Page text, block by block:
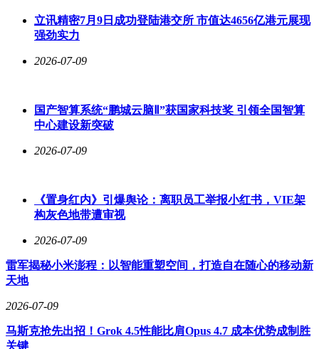
立讯精密7月9日成功登陆港交所 市值达4656亿港元展现
强劲实力
2026-07-09
国产智算系统“鹏城云脑Ⅱ”获国家科技奖 引领全国智算
中心建设新突破
2026-07-09
《置身红内》引爆舆论：离职员工举报小红书，VIE架
构灰色地带遭审视
2026-07-09
雷军揭秘小米澎程：以智能重塑空间，打造自在随心的移动新
天地
2026-07-09
马斯克抢先出招！Grok 4.5性能比肩Opus 4.7 成本优势成制胜
关键